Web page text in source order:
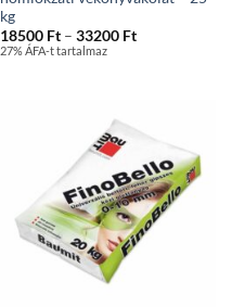
kg
18500 Ft – 33200 FtÁrtartomány:
27% ÁFA-t tartalmaz